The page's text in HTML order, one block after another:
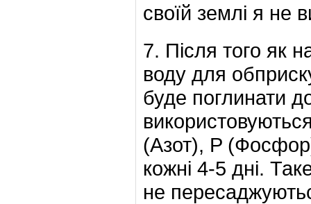
своїй землі я не
7. Після того як
воду для
буде поглинати
(Азот), P
кожні 4-5 дні.
не